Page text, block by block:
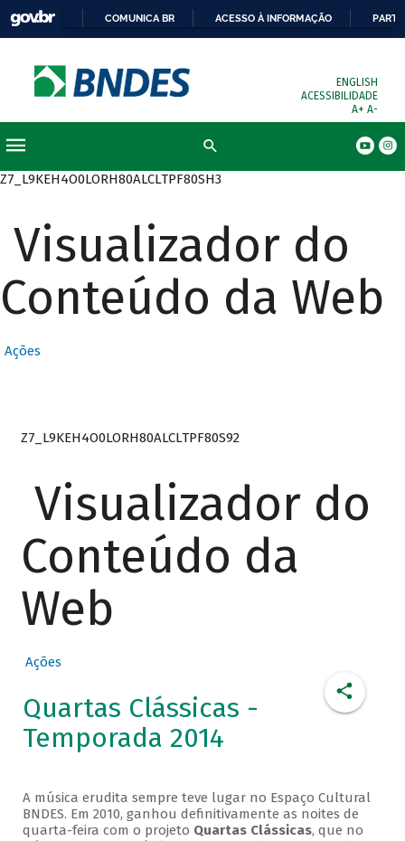
COMUNICA BR ACESSO À INFORMAÇÃO
ENGLISH
ACESSIBILIDADE
A+ A-
Z7_L9KEH4O0LORH80ALCLTPF80SH3
Visualizador do
Conteúdo da Web
Ações
Z7_L9KEH4O0LORH80ALCLTPF80S92
Visualizador do
Conteúdo da
Web
Ações
Quartas Clássicas -
Temporada 2014
A música erudita sempre teve lugar no Espaço Cultural
BNDES. Em 2010, ganhou definitivamente as noites de
quarta-feira com o projeto Quartas Clássicas, que no